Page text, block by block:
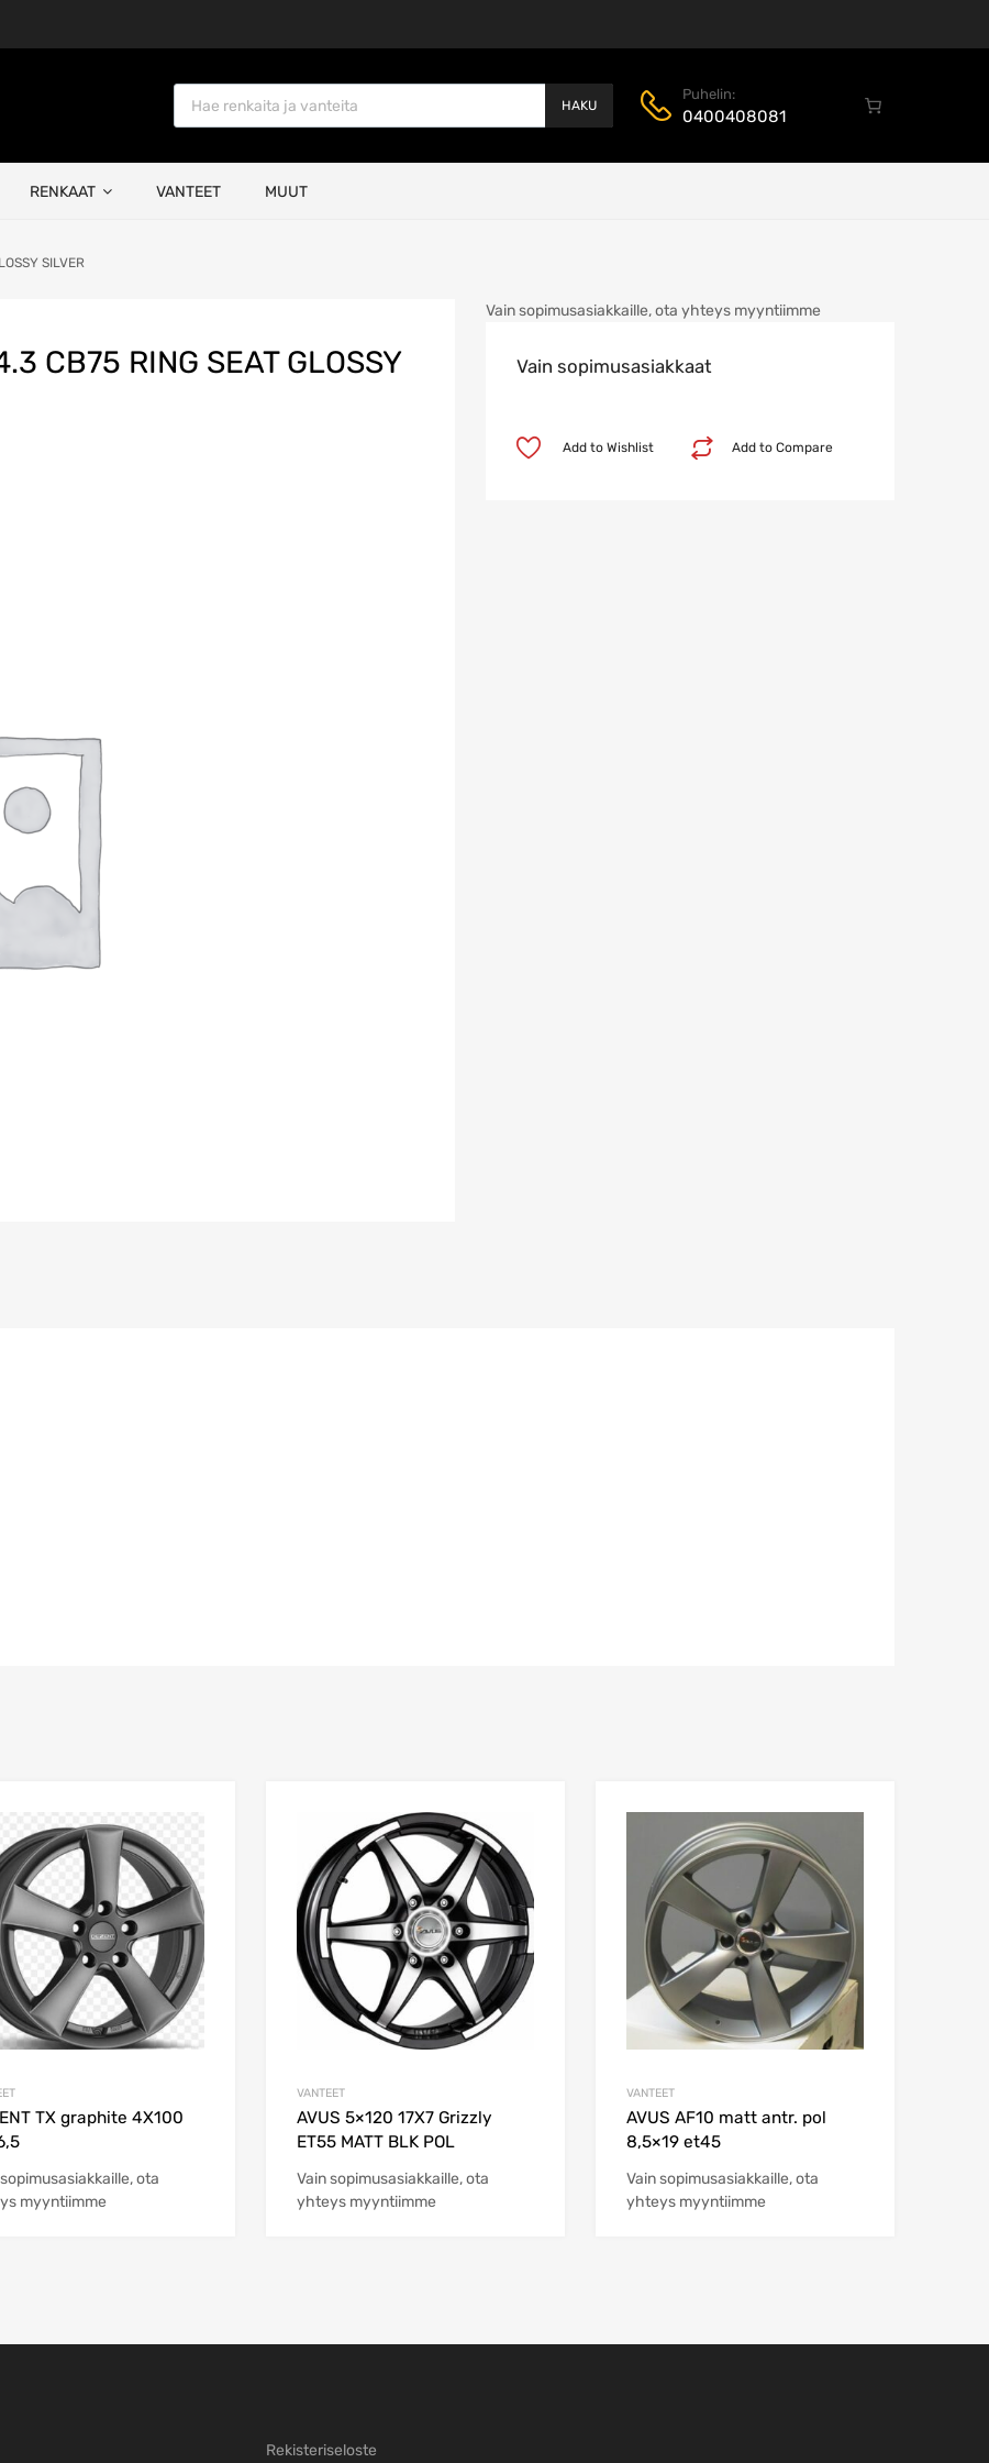
Products search
HAKU
Puhelin:
0400408081
RENKAAT VANTEET MUUT
SILVER
CB75 RING SEAT GLOSSY
Vain sopimusasiakkaille, ota yhteys myyntiimme
Vain sopimusasiakkaat
Add to Compare
Add to Wishlist
TX graphite 4X100
ota
myyntiimme
VANTEET
AVUS 5×120 17X7 Grizzly
ET55 MATT BLK POL
Vain sopimusasiakkaille, ota
yhteys myyntiimme
VANTEET
AVUS AF10 matt antr. pol
8,5×19 et45
Vain sopimusasiakkaille, ota
yhteys myyntiimme
Rekisteriseloste